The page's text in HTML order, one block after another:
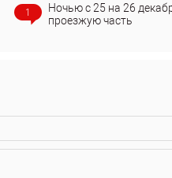
1
Ночью с 25 на 26
проезжую часть